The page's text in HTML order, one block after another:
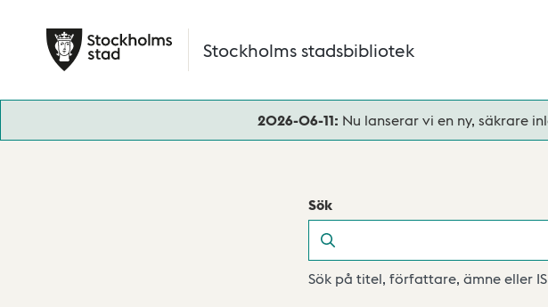
Stockholms stadsbibliotek
2026-06-11: Nu lanserar vi en ny, säkrare
Sök
Sök på titel, författare, ämne eller